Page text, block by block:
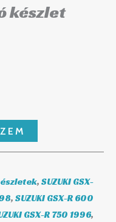
készlet
, SUZUKI GSX-
, SUZUKI GSX-R 600
GSX-R 750 1996,